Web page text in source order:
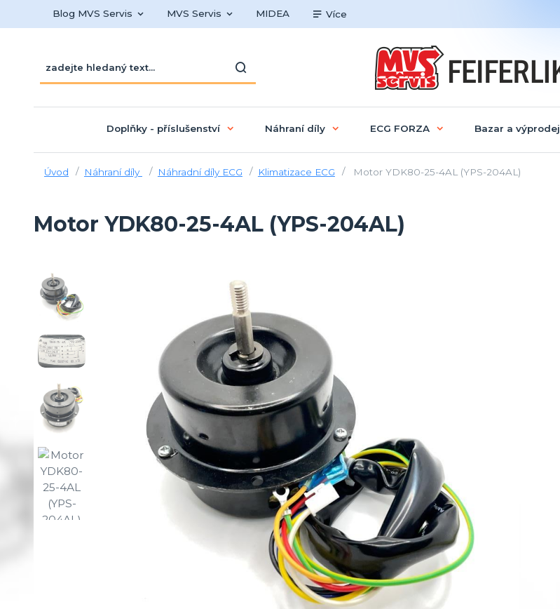
Blog MVS Servis MVS Servis MIDEA Více
Doplňky - příslušenství Náhraní díly ECG FORZA Bazar a výprodej
Úvod Náhraní díly Náhradní díly ECG Klimatizace ECG Motor YDK80-25-4AL (YPS-204AL)
Motor YDK80-25-4AL (YPS-204AL)